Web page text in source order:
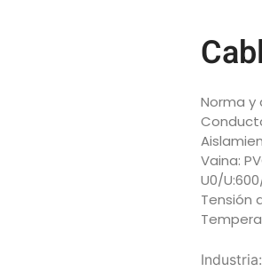
Norma y
Vaina:
U0/
Tensión
Industria: